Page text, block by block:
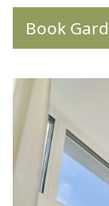
Book